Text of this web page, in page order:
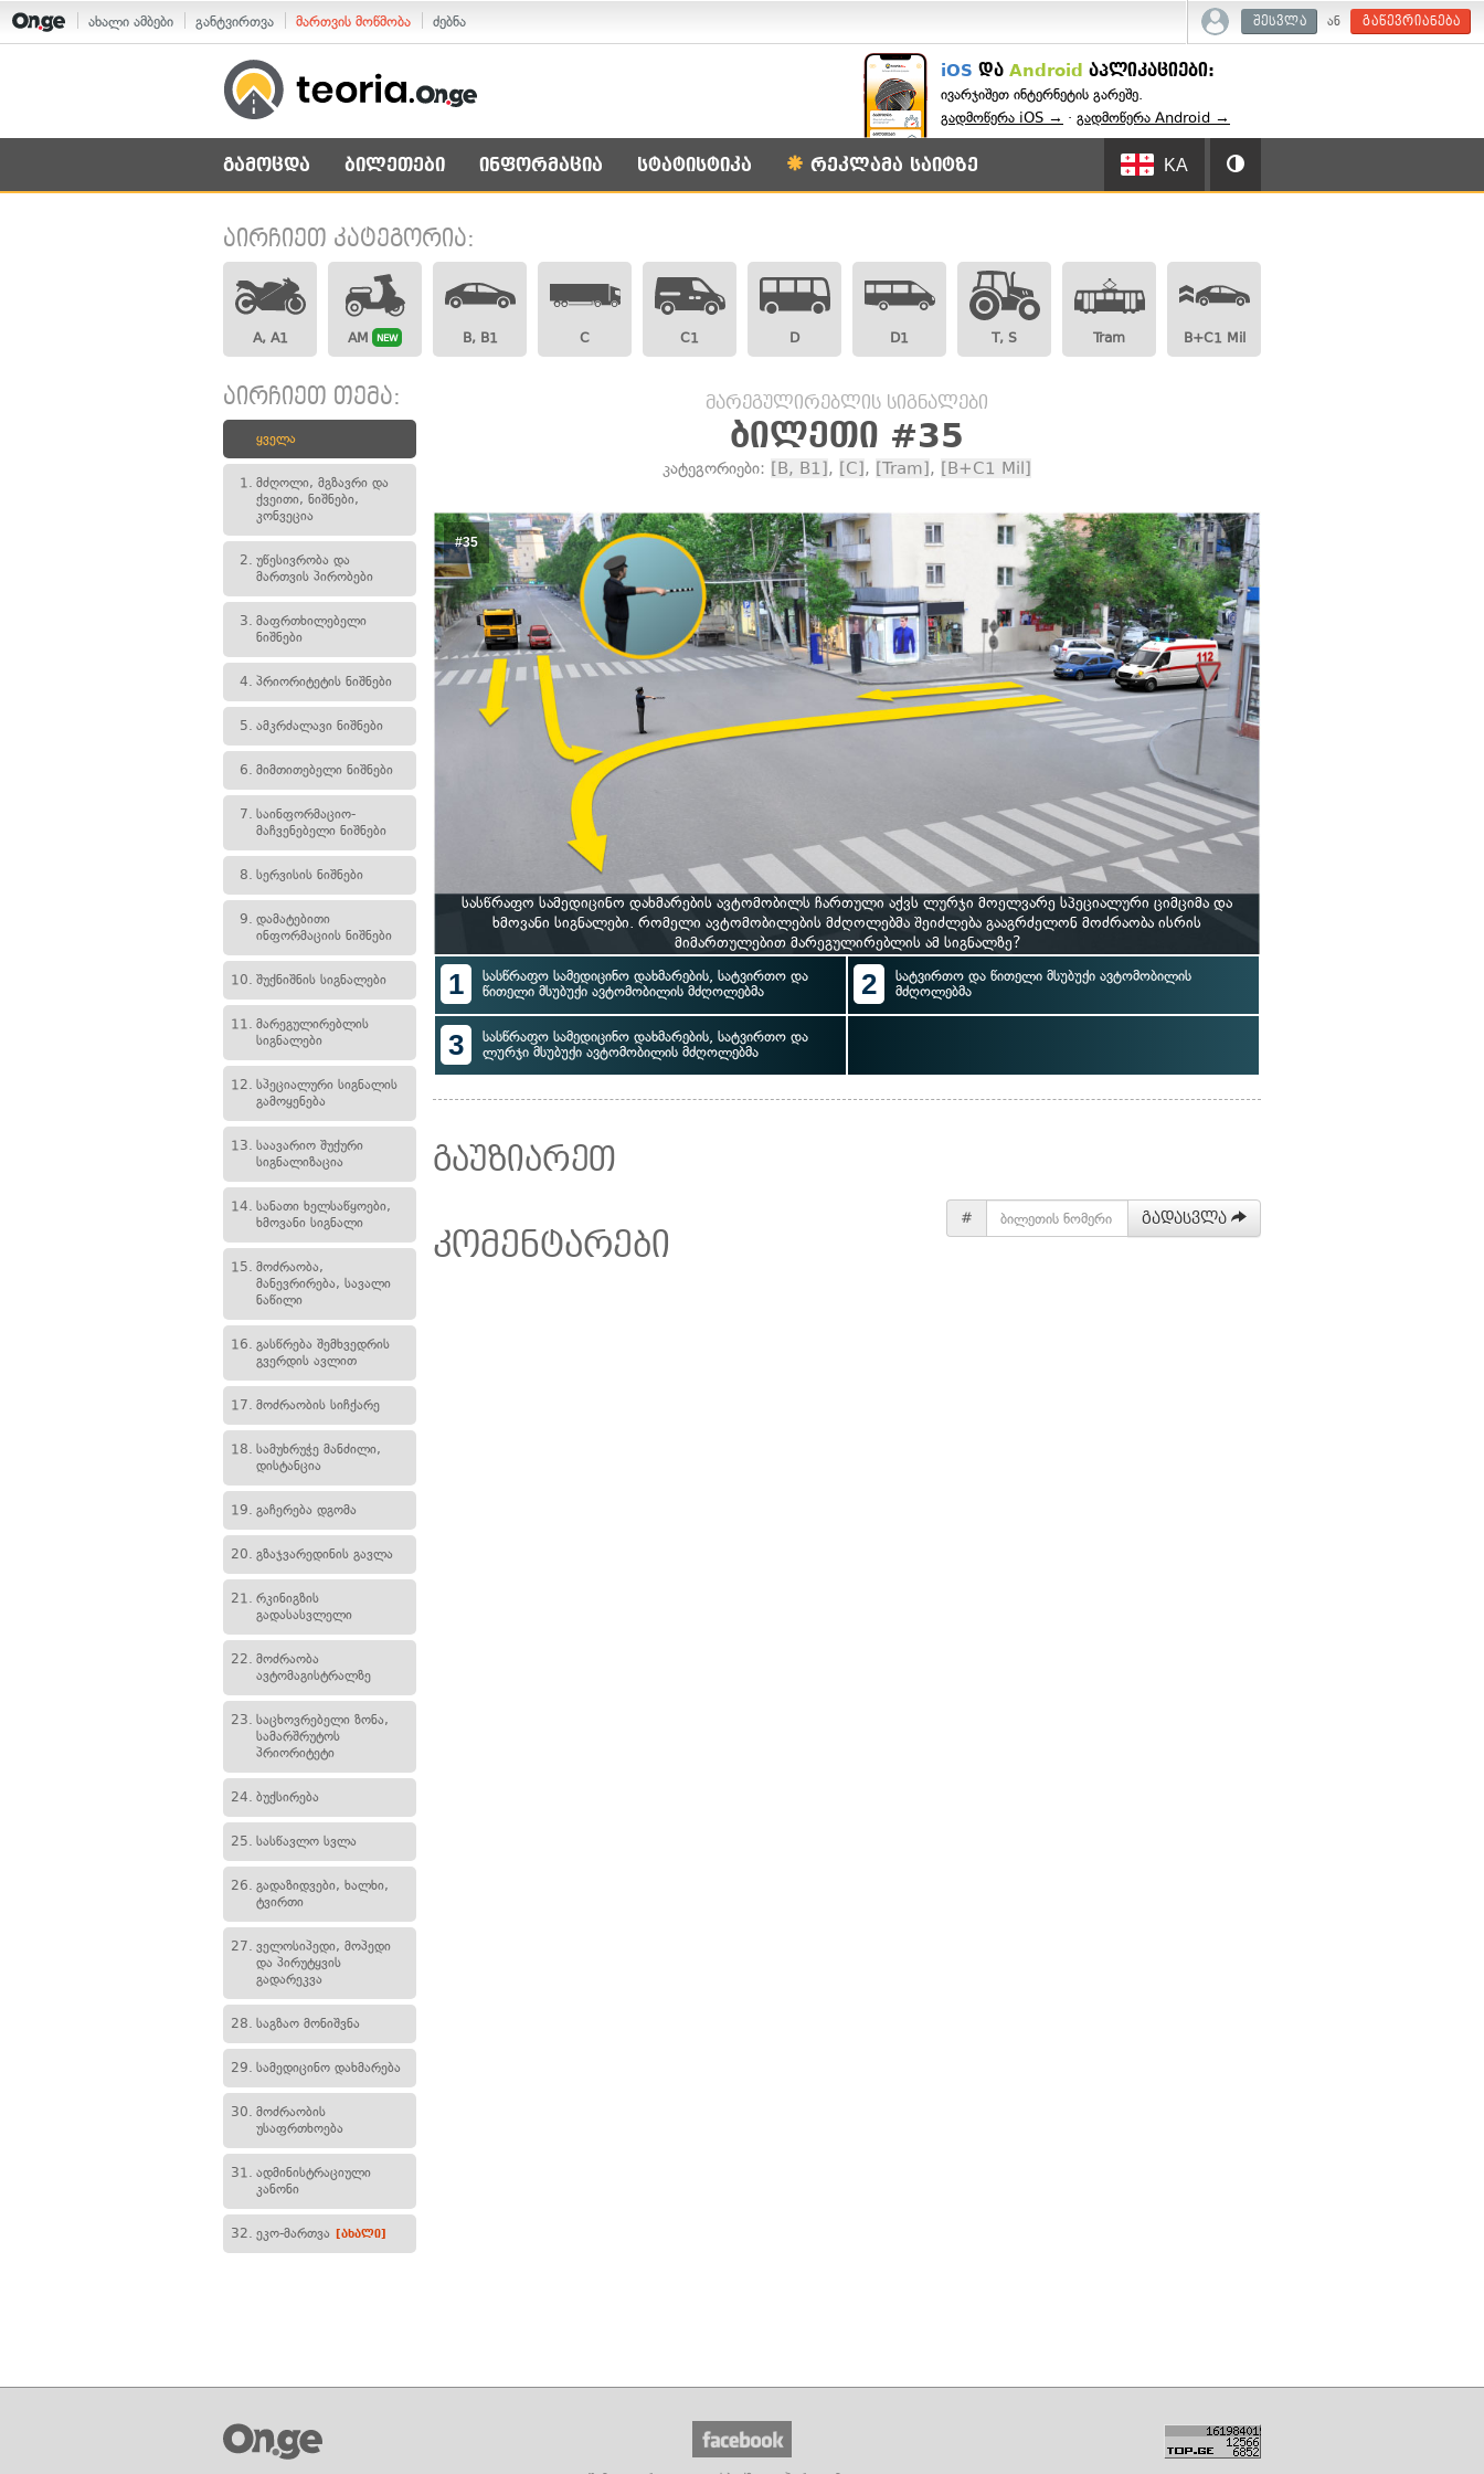
ახალი ამბები განტვირთვა მართვის მოწმობა ძებნა შესვლა ან გაწევრიანება
iOS და Android აპლიკაციები:
ივარჯიშეთ ინტერნეტის გარეშე.
გადმოწერა iOS → · გადმოწერა Android →
გამოცდა ბილეთები ინფორმაცია სტატისტიკა რეკლამა საიტზე KA
აირჩიეთ კატეგორია:
A, A1 AM NEW B, B1 C C1 D D1 T, S Tram B+C1 Mil
აირჩიეთ თემა:
ყველა
1. მძღოლი, მგზავრი და
ქვეითი, ნიშნები,
კონვეცია
2. უწესივრობა და
მართვის პირობები
3. მაფრთხილებელი
ნიშნები
4. პრიორიტეტის ნიშნები
5. ამკრძალავი ნიშნები
6. მიმთითებელი ნიშნები
7. საინფორმაციო-
მაჩვენებელი ნიშნები
8. სერვისის ნიშნები
9. დამატებითი
ინფორმაციის ნიშნები
10. შუქნიშნის სიგნალები
11. მარეგულირებლის
სიგნალები
12. სპეციალური სიგნალის
გამოყენება
13. საავარიო შუქური
სიგნალიზაცია
14. სანათი ხელსაწყოები,
ხმოვანი სიგნალი
15. მოძრაობა,
მანევრირება, სავალი
ნაწილი
16. გასწრება შემხვედრის
გვერდის ავლით
17. მოძრაობის სიჩქარე
18. სამუხრუჭე მანძილი,
დისტანცია
19. გაჩერება დგომა
20. გზაჯვარედინის გავლა
21. რკინიგზის
გადასასვლელი
22. მოძრაობა
ავტომაგისტრალზე
23. საცხოვრებელი ზონა,
სამარშრუტოს
პრიორიტეტი
24. ბუქსირება
25. სასწავლო სვლა
26. გადაზიდვები, ხალხი,
ტვირთი
27. ველოსიპედი, მოპედი
და პირუტყვის
გადარეკვა
28. საგზაო მონიშვნა
29. სამედიცინო დახმარება
30. მოძრაობის
უსაფრთხოება
31. ადმინისტრაციული
კანონი
32. ეკო-მართვა [ახალი]
მარეგულირებლის სიგნალები
ბილეთი #35
კატეგორიები: [B, B1], [C], [Tram], [B+C1 Mil]
#35
სასწრაფო სამედიცინო დახმარების ავტომობილს ჩართული აქვს ლურჯი მოელვარე სპეციალური ციმციმა და
ხმოვანი სიგნალები. რომელი ავტომობილების მძღოლებმა შეიძლება გააგრძელონ მოძრაობა ისრის
მიმართულებით მარეგულირებლის ამ სიგნალზე?
1
სასწრაფო სამედიცინო დახმარების, სატვირთო და
წითელი მსუბუქი ავტომობილის მძღოლებმა
2
სატვირთო და წითელი მსუბუქი ავტომობილის
მძღოლებმა
3
სასწრაფო სამედიცინო დახმარების, სატვირთო და
ლურჯი მსუბუქი ავტომობილის მძღოლებმა
# გადასვლა
გაუზიარეთ
კომენტარები